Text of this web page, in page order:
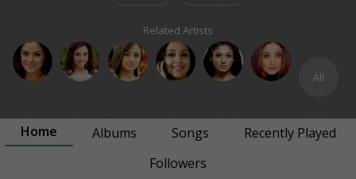
Related Artists
All
Home Albums Songs
Recently Played
Followers